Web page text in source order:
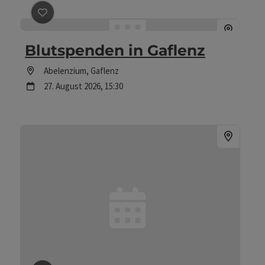
Beitrag merken
Blutspenden in Gaflenz
Location
Abelenzium, Gaflenz
Nächster Termin
27. August 2026, 15:30